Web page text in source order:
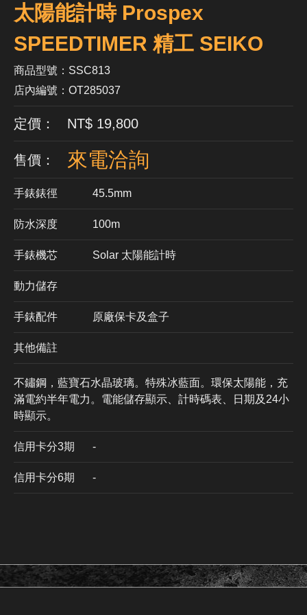
太陽能計時 Prospex
SPEEDTIMER 精工 SEIKO
商品型號：SSC813
店內編號：OT285037
定價： NT$ 19,800
售價： 來電洽詢
手錶錶徑 45.5mm
防水深度 100m
手錶機芯 ​Solar 太陽能計時
動力儲存
手錶配件 原廠保卡及盒子
其他備註
不鏽鋼，藍寶石水晶玻璃。特殊冰藍面。環保太陽能，充
滿電約半年電力。電能儲存顯示、計時碼表、日期及24小
時顯示。
信用卡分3期 ​-
信用卡分6期 -